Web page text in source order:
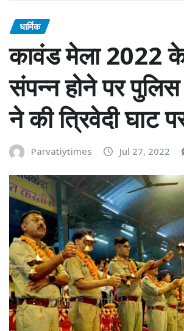
धार्मिक
कावंड मेला 2022
संपन्न होने पर
ने की त्रिवेदी घाट
Parvatiytimes Jul 27, 2022